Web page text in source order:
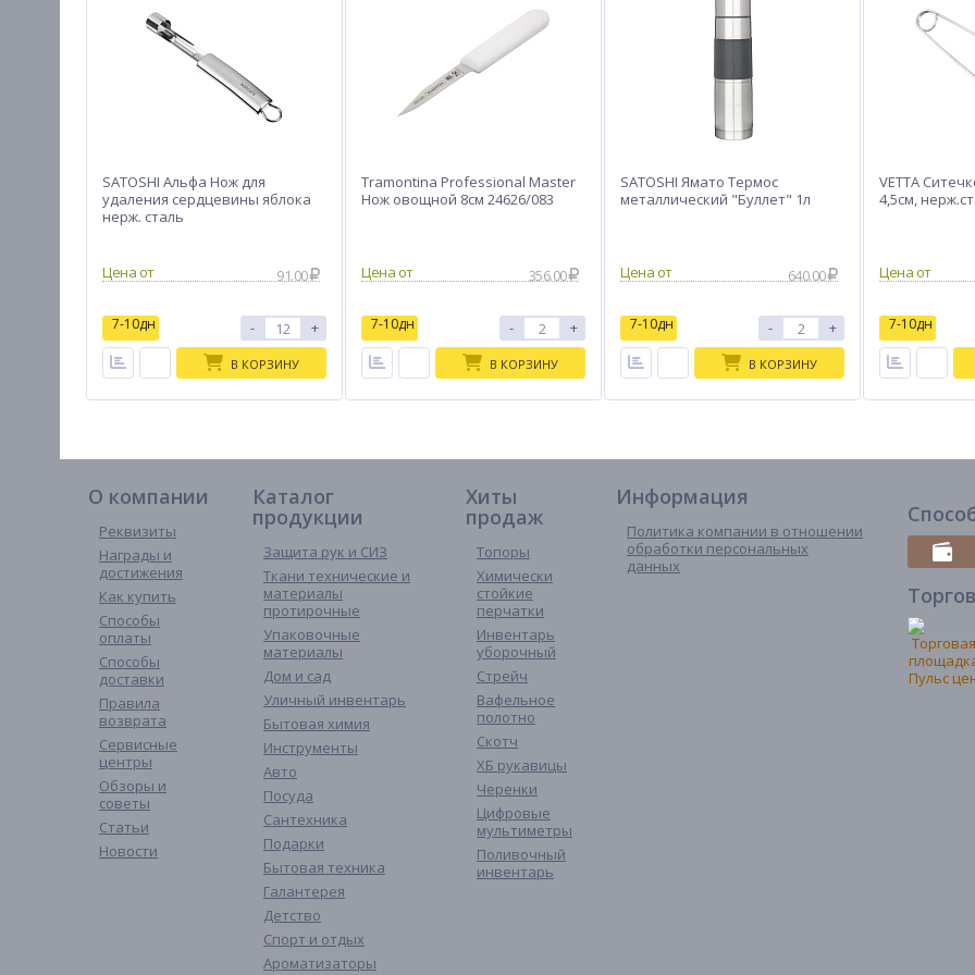
SATOSHI Альфа Нож для
удаления сердцевины яблока
нерж. сталь
91.00
7-10дн - +
В КОРЗИНУ
Tramontina Professional Master
Нож овощной 8см 24626/083
356.00
7-10дн - +
В КОРЗИНУ
SATOSHI Ямато Термос
металлический "Буллет" 1л
640.00
7-10дн - +
В КОРЗИНУ
VETTA
4,5см,
7-10дн
О компании
Реквизиты
Награды и
достижения
Как купить
Способы
оплаты
Способы
доставки
Правила
возврата
Сервисные
центры
Обзоры и
советы
Статьи
Новости
Каталог
продукции
Защита рук и СИЗ
Ткани технические и
материалы
протирочные
Упаковочные
материалы
Дом и сад
Уличный инвентарь
Бытовая химия
Инструменты
Авто
Посуда
Сантехника
Подарки
Бытовая техника
Галантерея
Детство
Спорт и отдых
Ароматизаторы
Хиты
продаж
Топоры
Химически
стойкие
перчатки
Инвентарь
уборочный
Стрейч
Вафельное
полотно
Скотч
ХБ рукавицы
Черенки
Цифровые
мультиметры
Поливочный
инвентарь
Информация
Политика компании в отношении
обработки персональных
данных